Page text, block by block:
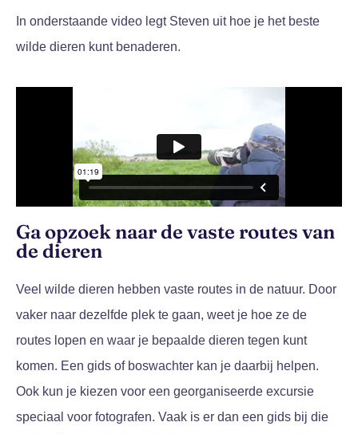
In onderstaande video legt Steven uit hoe je het beste
wilde dieren kunt benaderen.
Ga opzoek naar de vaste routes van
de dieren
Veel wilde dieren hebben vaste routes in de natuur. Door
vaker naar dezelfde plek te gaan, weet je hoe ze de
routes lopen en waar je bepaalde dieren tegen kunt
komen. Een gids of boswachter kan je daarbij helpen.
Ook kun je kiezen voor een georganiseerde excursie
speciaal voor fotografen. Vaak is er dan een gids bij die